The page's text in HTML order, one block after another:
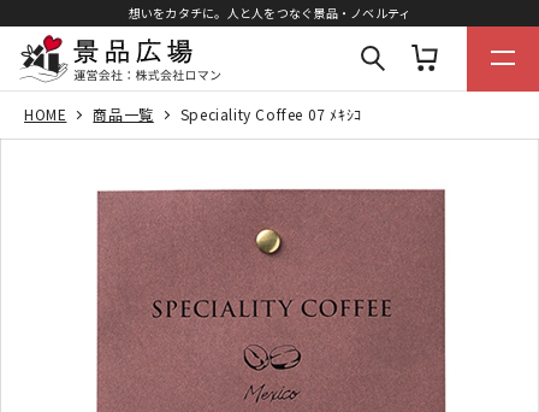
想いをカタチに。人と人をつなぐ景品・ノベルティ
HOME 商品一覧 Speciality Coffee 07 ﾒｷｼｺ